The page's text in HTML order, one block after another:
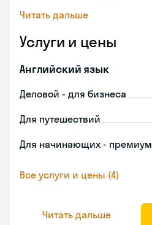
Читать дальше
Услуги и цены
Английский язык
Деловой - для бизнеса
Для путешествий
Для начинающих - премиум
Все услуги и цены (4)
Читать дальше